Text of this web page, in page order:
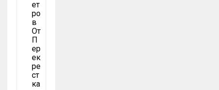
Ет
Ро
В
От
П
Ер
Ек
Ре
Ст
Ка